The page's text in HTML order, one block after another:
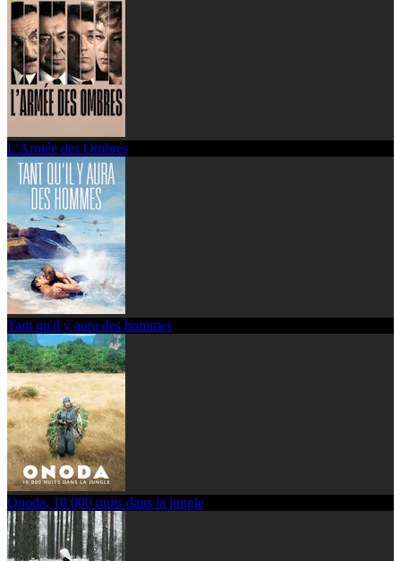
L'Armée des Ombres
Tant qu'il y aura des hommes
Onoda, 10 000 nuits dans la jungle